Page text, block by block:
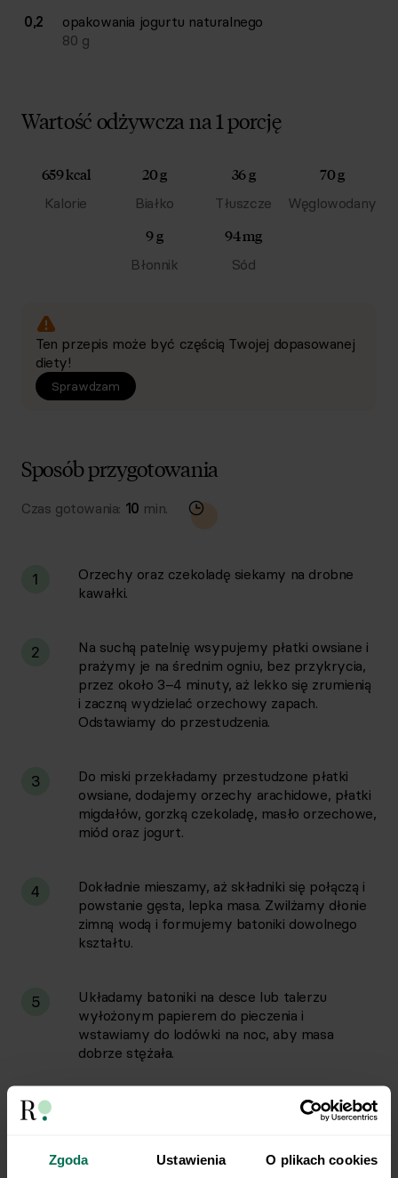
Zgoda Ustawienia O plikach cookies
0,2
opakowania jogurtu naturalnego
80 g
Wartość odżywcza na 1 porcję
659 kcal
Kalorie
20 g
Białko
36 g
Tłuszcze
70 g
Węglowodany
9 g
Błonnik
94 mg
Sód
Ten przepis może być częścią Twojej dopasowanej
diety!
Sprawdzam
Sposób przygotowania
Czas gotowania: 10 min.
1
Orzechy oraz czekoladę siekamy na drobne
kawałki.
2
Na suchą patelnię wsypujemy płatki owsiane i
prażymy je na średnim ogniu, bez przykrycia,
przez około 3–4 minuty, aż lekko się zrumienią
i zaczną wydzielać orzechowy zapach.
Odstawiamy do przestudzenia.
3
Do miski przekładamy przestudzone płatki
owsiane, dodajemy orzechy arachidowe, płatki
migdałów, gorzką czekoladę, masło orzechowe,
miód oraz jogurt.
4
Dokładnie mieszamy, aż składniki się połączą i
powstanie gęsta, lepka masa. Zwilżamy dłonie
zimną wodą i formujemy batoniki dowolnego
kształtu.
5
Układamy batoniki na desce lub talerzu
wyłożonym papierem do pieczenia i
wstawiamy do lodówki na noc, aby masa
dobrze stężała.
6
Następnego dnia batoniki są gotowe do